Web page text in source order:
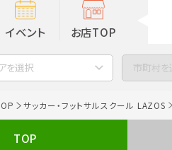
イベント お店TOP
を選択 市町村
サッカー・フットサルスクール LAZOS
TOP